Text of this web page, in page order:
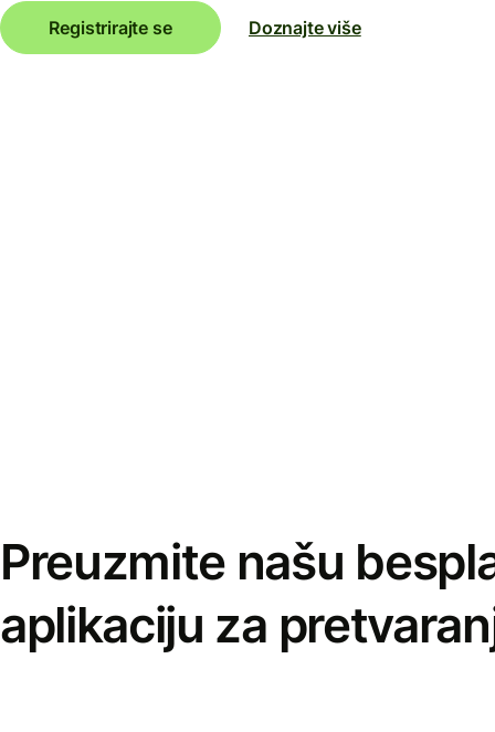
Registrirajte se Doznajte više
Preuzmite našu
aplikaciju za